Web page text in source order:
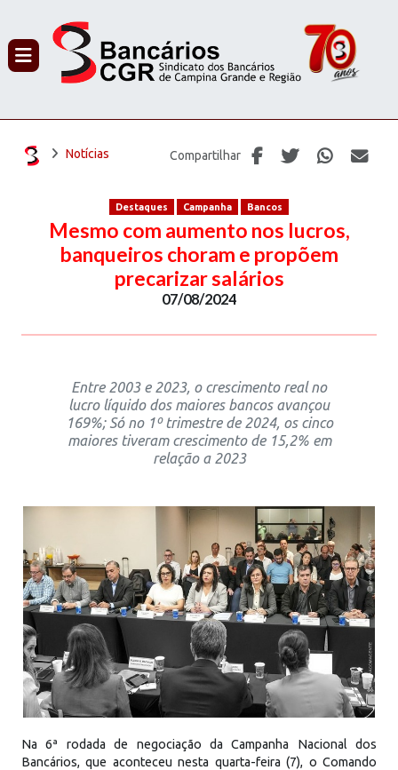
Notícias Compartilhar
Destaques Campanha Bancos
Mesmo com aumento nos lucros,
banqueiros choram e propõem
precarizar salários
07/08/2024
Entre 2003 e 2023, o crescimento real no
lucro líquido dos maiores bancos avançou
169%; Só no 1º trimestre de 2024, os cinco
maiores tiveram crescimento de 15,2% em
relação a 2023
Na 6ª rodada de negociação da Campanha Nacional dos
Bancários, que aconteceu nesta quarta-feira (7), o Comando